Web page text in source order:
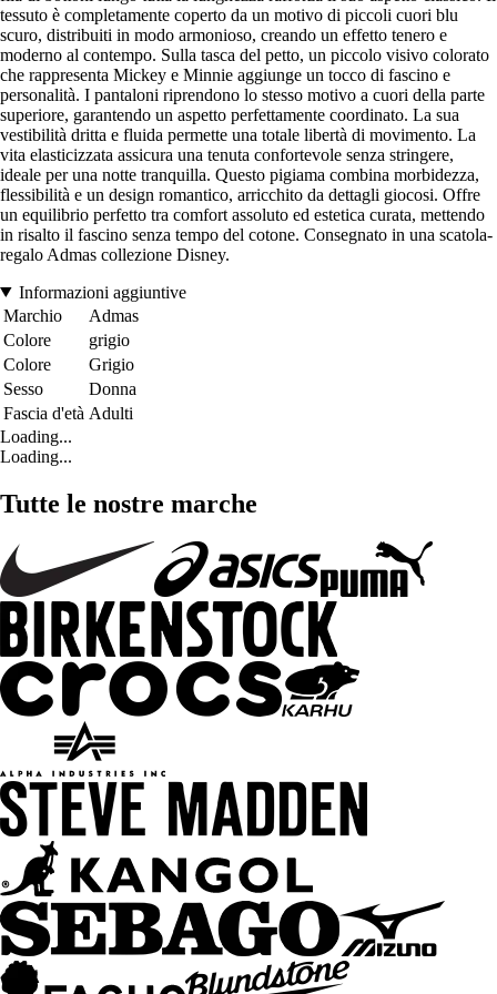
tessuto è completamente coperto da un motivo di piccoli cuori blu
scuro, distribuiti in modo armonioso, creando un effetto tenero e
moderno al contempo. Sulla tasca del petto, un piccolo visivo colorato
che rappresenta Mickey e Minnie aggiunge un tocco di fascino e
personalità. I pantaloni riprendono lo stesso motivo a cuori della parte
superiore, garantendo un aspetto perfettamente coordinato. La sua
vestibilità dritta e fluida permette una totale libertà di movimento. La
vita elasticizzata assicura una tenuta confortevole senza stringere,
ideale per una notte tranquilla. Questo pigiama combina morbidezza,
flessibilità e un design romantico, arricchito da dettagli giocosi. Offre
un equilibrio perfetto tra comfort assoluto ed estetica curata, mettendo
in risalto il fascino senza tempo del cotone. Consegnato in una scatola-
regalo Admas collezione Disney.
Informazioni aggiuntive
Marchio
Admas
Colore
grigio
Colore
Grigio
Sesso
Donna
Fascia d'età Adulti
Loading...
Loading...
Tutte le nostre marche